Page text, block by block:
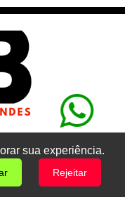
sua experiência.
Rejeitar